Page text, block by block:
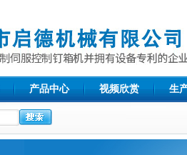
产品中心 视频欣赏 生